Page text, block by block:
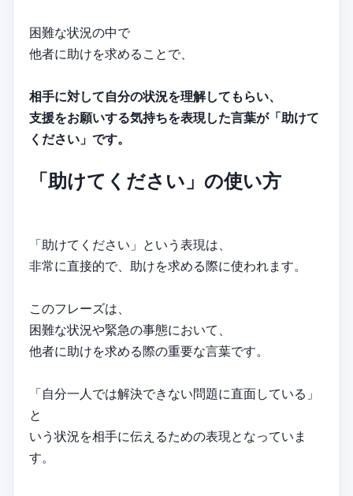
困難な状況の中で
他者に助けを求めることで、
相手に対して自分の状況を理解してもらい、
支援をお願いする気持ちを表現した言葉が「助けて
ください」です。
「助けてください」の使い方
「助けてください」という表現は、
非常に直接的で、助けを求める際に使われます。
このフレーズは、
困難な状況や緊急の事態において、
他者に助けを求める際の重要な言葉です。
「自分一人では解決できない問題に直面している」
と
いう状況を相手に伝えるための表現となっていま
す。